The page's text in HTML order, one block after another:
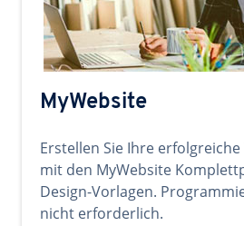
MyWebsite
Erstellen Sie Ihre
mit den MyWebsite
Design-Vorlagen.
nicht erforderlich.